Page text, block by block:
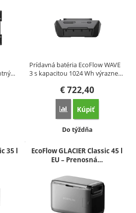
Prídavná batéria EcoFlow WAVE
3 s kapacitou 1024 Wh výrazne…
€722,40
Porovnať
Kúpiť
Dostupnosť:
Do týždňa
35 l
EcoFlow GLACIER Classic 45 l
EU – Prenosná…